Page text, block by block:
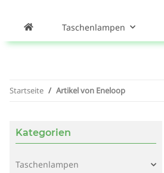
Taschenlampen
Startseite Artikel von Eneloop
Kategorien
Taschenlampen